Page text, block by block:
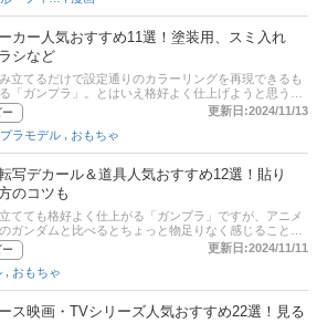
数が発売されているフィギュアのなかから本当に欲し
のは簡単ではありません。そこで、この記事では、現
PIECE』のフィギュアから、おすすめの商品や選び
きます。クオリティの高いフィギュアのおすすめ商品
POP、ワーコレシリーズなどの人気商品をピックアッ
ンジ、ヤマト、シャンクス、ロー、カイドウも！後半
表や通販サイトの最新人気ランキングもあるので、売
とあわせてチェックしてみてください。
カー人気おすすめ11選！塗装用、スミ入れ
シなど
立てるだけで設定通りのカラーリングを再現できるも
「ガンプラ」。とはいえ格好よく仕上げようと思う
な塗装を施したくなることもあるのではないでしょう
なのが、手軽に使えるガンプラ用の塗料「ガンダムマ
ガンダムマーカーは現在、さまざまな用途やカラーの
ており、最近では広範囲を塗装するための周辺器具が
のラインナップは拡大を続けています。そこで、この
てガンダムマーカーを使ってみるという方におすすめ
を紹介。塗り方のコツなども掲載していますので是非
ください。
更新日:2024/11/13
プラモデル おもちゃ
写デカール＆道具人気おすすめ12選！貼り
のコツも
てても格好よく仕上がる「ガンプラ」ですが、アニメ
ガンダムと比べるとちょっと物足りなく感じることは
原因の多くは、機体の各所に描かれた「エンブレム」
といった印を再現できていないことにあります。そこ
「ガンダムデカール」。この商品をガンプラの表面に
、緻密な描き込みがなされたリアルなモデルを手軽に
ます。この記事ではガンダムデカールのおすすめ商品
イントについて紹介しています。また、ガンダムデカ
更新日:2024/11/11
おもちゃ
ス映画・TVシリーズ人気おすすめ22選！見る